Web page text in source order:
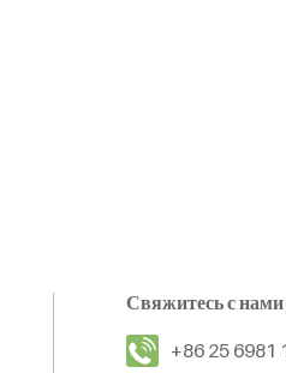
Свяжитесь с нами
+86 25 6981